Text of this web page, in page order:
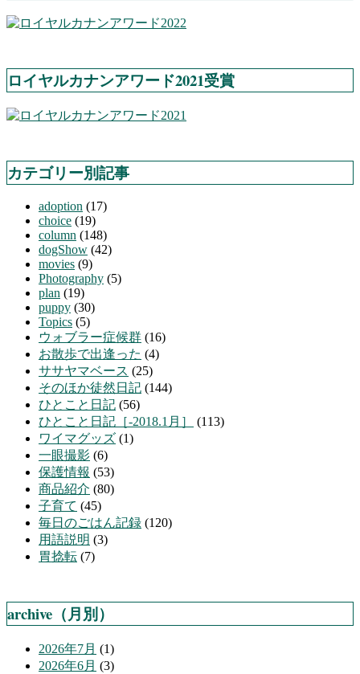
ロイヤルカナンアワード2021受賞
カテゴリー別記事
adoption (17)
choice (19)
column (148)
dogShow (42)
movies (9)
Photography (5)
plan (19)
puppy (30)
Topics (5)
ウォブラー症候群 (16)
お散歩で出逢った (4)
ササヤマベース (25)
そのほか徒然日記 (144)
ひとこと日記 (56)
ひとこと日記［-2018.1月］
(113)
ワイマグッズ (1)
一眼撮影 (6)
保護情報 (53)
商品紹介 (80)
子育て (45)
毎日のごはん記録 (120)
用語説明 (3)
胃捻転 (7)
archive（月別）
2026年7月 (1)
2026年6月 (3)